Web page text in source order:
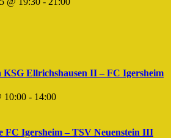
KSG Ellrichshausen II – FC Igersheim
10:00 - 14:00
FC Igersheim – TSV Neuenstein III